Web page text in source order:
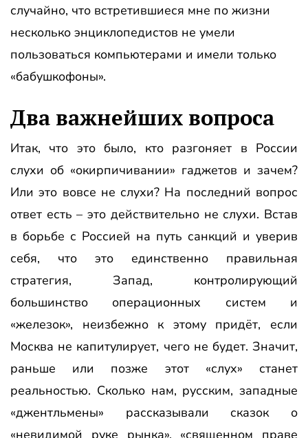
случайно, что встретившиеся мне по жизни
несколько энциклопедистов не умели
пользоваться компьютерами и имели только
«бабушкофоны».
Два важнейших вопроса
Итак, что это было, кто разгоняет в России
слухи об «окирпичивании» гаджетов и зачем?
Или это вовсе не слухи? На последний вопрос
ответ есть – это действительно не слухи. Встав
в борьбе с Россией на путь санкций и уверив
себя, что это единственно правильная
стратегия, Запад, контролирующий
большинство операционных систем и
«железок», неизбежно к этому придёт, если
Москва не капитулирует, чего не будет. Значит,
раньше или позже этот «слух» станет
реальностью. Сколько нам, русским, западные
«джентльмены» рассказывали сказок о
«невидимой руке рынка», «священном праве